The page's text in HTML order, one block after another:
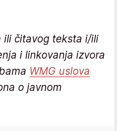
ili čitavog teksta i/ili
i linkovanja izvora
WMG uslova
o javnom